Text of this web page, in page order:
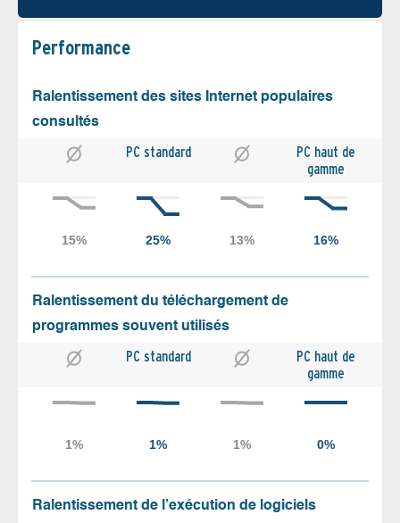
Performance
Ralentissement des sites Internet populaires
consultés
PC standard
PC haut de
gamme
Ralentissement du téléchargement de
programmes souvent utilisés
PC standard
PC haut de
gamme
Ralentissement de l’exécution de logiciels